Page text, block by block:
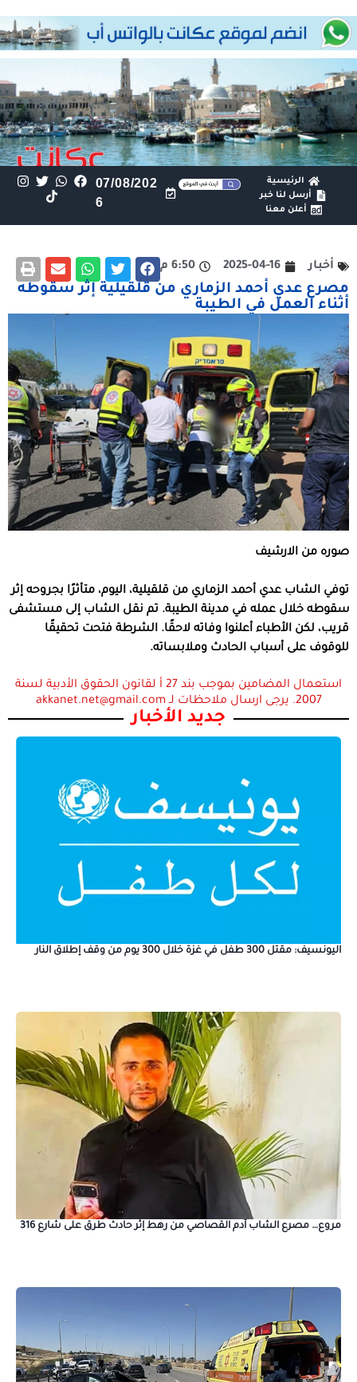
الرئيسية
أرسل لنا خبر
أعلن معنا
07/08/202
6
أخبار 2025-04-16 6:50 م
مصرع عدي أحمد الزماري من قلقيلية إثر سقوطه
أثناء العمل في الطيبة
صوره من الارشيف
توفي الشاب عدي أحمد الزماري من قلقيلية، اليوم، متأثرًا بجروحه إثر
سقوطه خلال عمله في مدينة الطيبة. تم نقل الشاب إلى مستشفى
قريب، لكن الأطباء أعلنوا وفاته لاحقًا. الشرطة فتحت تحقيقًا
للوقوف على أسباب الحادث وملابساته.
استعمال المضامين بموجب بند 27 أ لقانون الحقوق الأدبية لسنة
2007. يرجى ارسال ملاحظات لـ akkanet.net@gmail.com
جديد الأخبار
اليونسيف: مقتل 300 طفل في غزة خلال 300 يوم من وقف إطلاق النار
مروع… مصرع الشاب آدم القصاصي من رهط إثر حادث طرق على شارع 316